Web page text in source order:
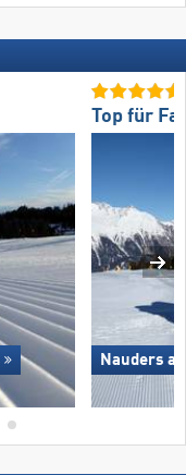
Top für
Nauders